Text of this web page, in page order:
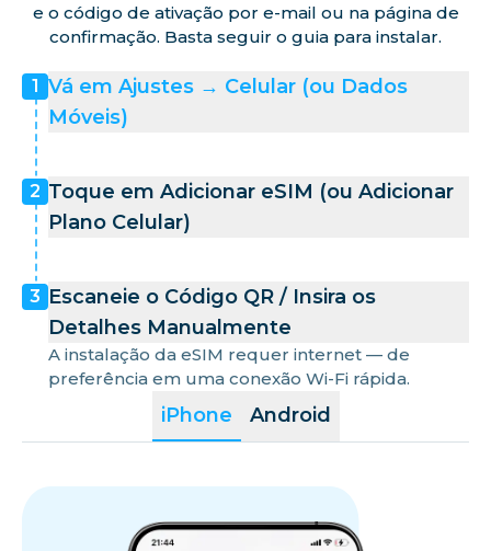
e o código de ativação por e-mail ou na página de
confirmação. Basta seguir o guia para instalar.
iPhone Android
1 Vá em Ajustes → Celular (ou Dados
Móveis)
2 Toque em Adicionar eSIM (ou Adicionar
Plano Celular)
3 Escaneie o Código QR / Insira os
Detalhes Manualmente
A instalação da eSIM requer internet — de
preferência em uma conexão Wi-Fi rápida.